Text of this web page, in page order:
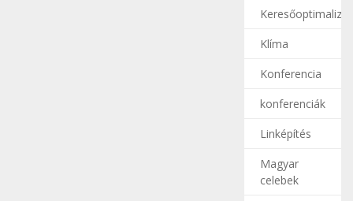
Klíma
Konferencia
konferenciák
Linképítés
Magyar
celebek